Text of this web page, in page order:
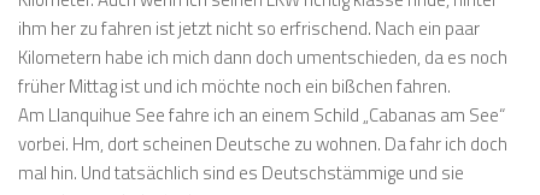
ihm her zu fahren ist jetzt nicht so erfrischend. Nach ein paar
Kilometern habe ich mich dann doch umentschieden, da es noch
früher Mittag ist und ich möchte noch ein bißchen fahren.
Am Llanquihue See fahre ich an einem Schild „Cabanas am See“
vorbei. Hm, dort scheinen Deutsche zu wohnen. Da fahr ich doch
mal hin. Und tatsächlich sind es Deutschstämmige und sie